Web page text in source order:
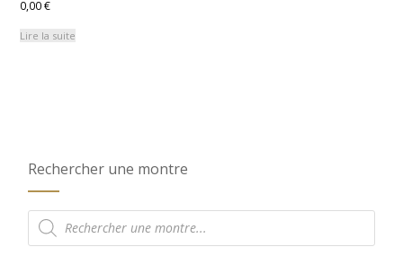
0,00€
Lire la suite
Rechercher une montre
Recherche
de
produits